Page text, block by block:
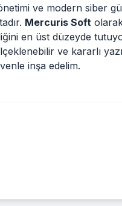
ve modern siber
Mercuris Soft
en üst düzeyde
ve kararlı
inşa edelim.